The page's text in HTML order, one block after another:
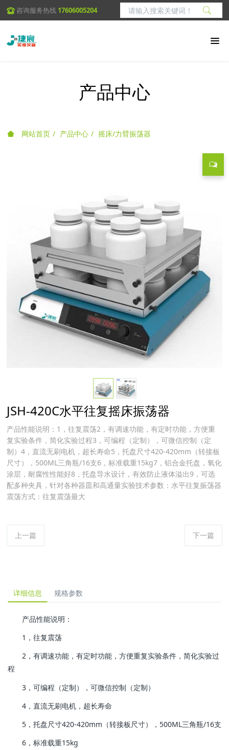
咨询服务热线 17606005204
产品中心
网站首页 产品中心 摇床/力臂振荡器
JSH-420C水平往复摇床振荡器
产品性能说明：1，往复震荡2，有调速功能，有定时功能，方便重
复实验条件，简化实验过程3，可编程（定制），可微信控制（定
制）4，直流无刷电机，超长寿命5，托盘尺寸420-420mm（转接板
尺寸），500ML三角瓶/16支6，标准载重15kg7，铝合金托盘，氧化
涂层，耐腐性性能好8，托盘导水设计，有效防止液体溢出9，可选
配多种夹具，针对各种器皿和高通量实验技术参数：水平往复振荡器
震荡方式：往复震荡最大
上一篇 下一篇
详细信息 规格参数
产品性能说明：
1，往复震荡
2，有调速功能，有定时功能，方便重复实验条件，简化实验过
程
3，可编程（定制），可微信控制（定制）
4，直流无刷电机，超长寿命
5，托盘尺寸420-420mm（转接板尺寸），500ML三角瓶/16支
6，标准载重15kg